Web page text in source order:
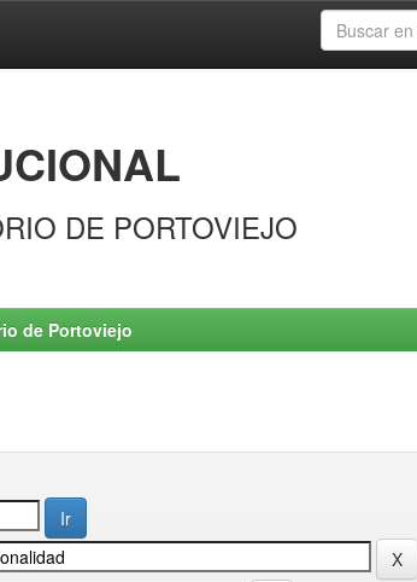
DE PORTOVIEJO
de Portoviejo